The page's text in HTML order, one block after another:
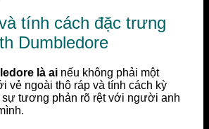
tính cách đặc trưng
Dumbledore
là ai nếu không phải một
vẻ ngoài thô ráp và tính cách kỳ
sự tương phản rõ rệt với người anh